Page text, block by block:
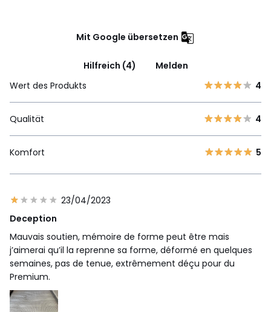
Mit Google übersetzen
Hilfreich (4)
Melden
Wert des Produkts
4
Qualität 4
Komfort 5
23/04/2023
Deception
Mauvais soutien, mémoire de forme peut être mais
j’aimerai qu’il la reprenne sa forme, déformé en quelques
semaines, pas de tenue, extrêmement déçu pour du
Premium.